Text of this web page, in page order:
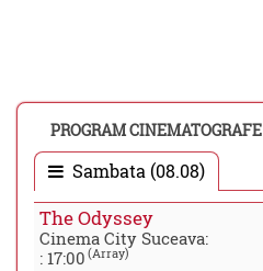
PROGRAM CINEMATOGRAFE
Sambata (08.08)
The Odyssey
Cinema City Suceava:
: 17:00 (Array)